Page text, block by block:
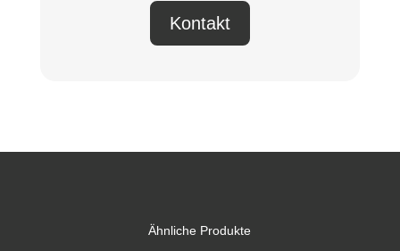
Kontakt
Ähnliche Produkte